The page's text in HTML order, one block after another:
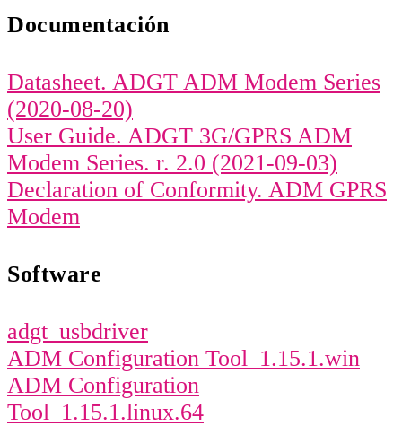
Documentación
Datasheet. ADGT ADM Modem Series
(2020-08-20)
User Guide. ADGT 3G/GPRS ADM
Modem Series. r. 2.0 (2021-09-03)
Declaration of Conformity. ADM GPRS
Modem
Software
adgt_usbdriver
ADM Configuration Tool_1.15.1.win
ADM Configuration
Tool_1.15.1.linux.64